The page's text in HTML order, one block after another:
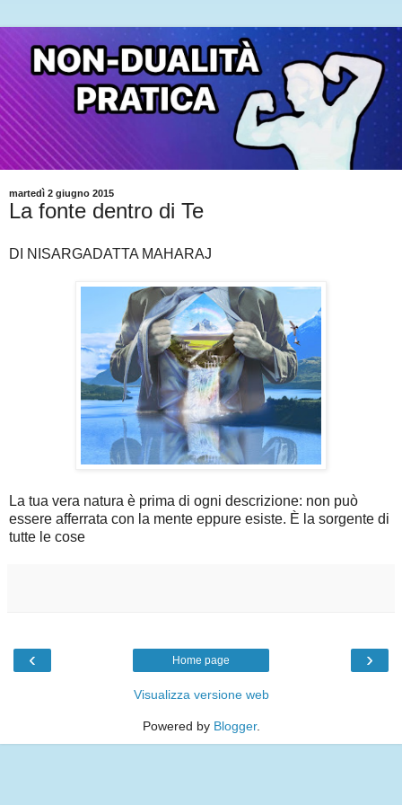
martedì 2 giugno 2015
La fonte dentro di Te
DI NISARGADATTA MAHARAJ
La tua vera natura è prima di ogni descrizione: non può
essere afferrata con la mente eppure esiste. È la sorgente di
tutte le cose
‹ ›
Home page
Visualizza versione web
Powered by Blogger.